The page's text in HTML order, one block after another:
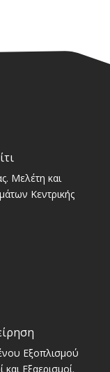
Μελέτη και
Κεντρικής
Εξοπλισμού
και Εξαερισμοί.